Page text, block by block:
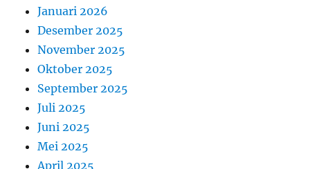
Januari 2026
Desember 2025
November 2025
Oktober 2025
September 2025
Juli 2025
Juni 2025
Mei 2025
April 2025